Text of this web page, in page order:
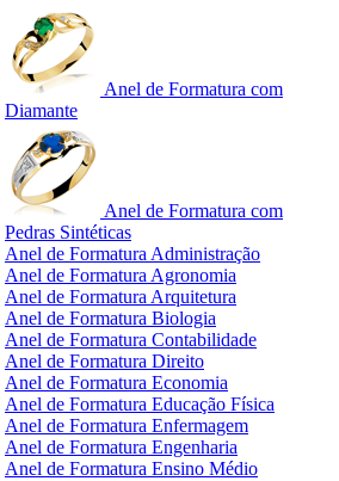
Anel de Formatura com
Diamante
Anel de Formatura com
Pedras Sintéticas
Anel de Formatura Administração
Anel de Formatura Agronomia
Anel de Formatura Arquitetura
Anel de Formatura Biologia
Anel de Formatura Contabilidade
Anel de Formatura Direito
Anel de Formatura Economia
Anel de Formatura Educação Física
Anel de Formatura Enfermagem
Anel de Formatura Engenharia
Anel de Formatura Ensino Médio